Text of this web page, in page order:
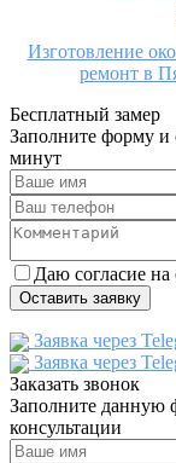
Изготовление
ремонт в
Бесплатный замер
Заполните форму и
минут
Даю согласие
Оставить заявку
Заявка через
Заявка через
Заказать звонок
Заполните данную
консультации